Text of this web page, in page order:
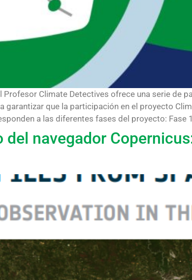
Profesor Climate Detectives ofrece una serie de
garantizar que la participación en el proyecto
a las diferentes fases del proyecto: Fase
del navegador